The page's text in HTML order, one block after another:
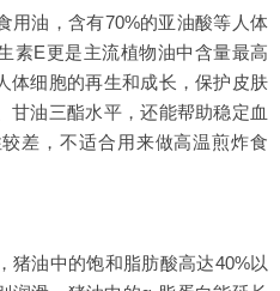
用油，含有70%的亚油酸等人体
素E更是主流植物油中含量最高
体细胞的再生和成长，保护皮肤
甘油三酯水平，还能帮助稳定血
差，不适合用来做高温煎炸食
猪油中的饱和脂肪酸高达40%以